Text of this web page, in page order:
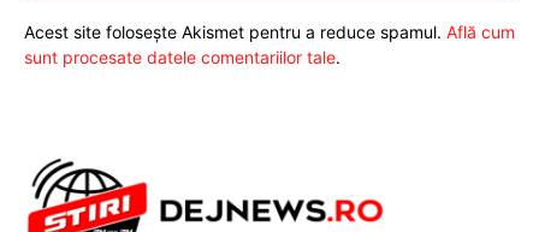
Acest site folosește Akismet pentru a reduce spamul. Află cum
sunt procesate datele comentariilor tale.